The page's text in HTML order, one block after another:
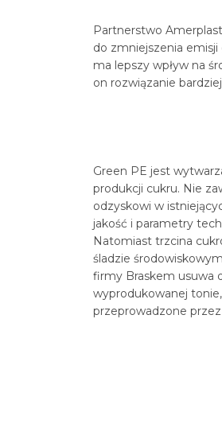
Partnerstwo
do zmniejszenia
ma lepszy wpływ na
on rozwiązanie
Green PE jest
produkcji cukru. Nie
odzyskowi w
jakość i parametry
Natomiast trzcina
śladzie
firmy Braskem usuwa
wyprodukowanej tonie,
przeprowadzone